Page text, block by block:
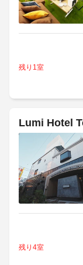
残り1室
Lumi Hotel
残り4室